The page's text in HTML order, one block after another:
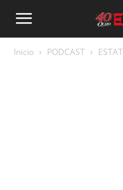
Inicio PODCAST